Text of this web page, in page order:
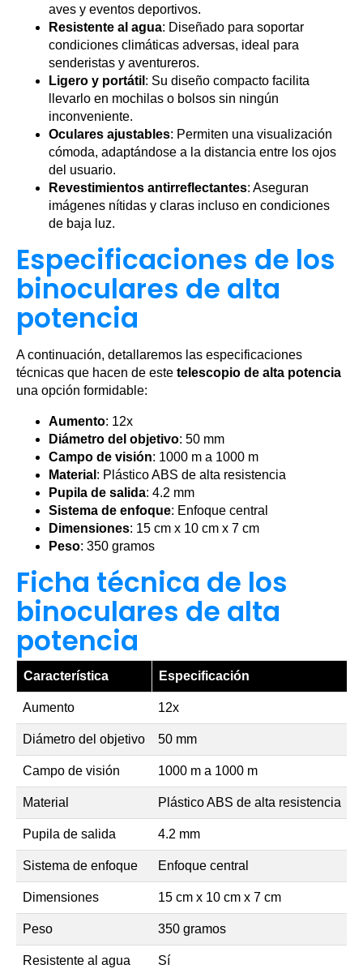
aves y eventos deportivos.
Resistente al agua: Diseñado para soportar
condiciones climáticas adversas, ideal para
senderistas y aventureros.
Ligero y portátil : Su diseño compacto facilita
llevarlo en mochilas o bolsos sin ningún
inconveniente.
Oculares ajustables: Permiten una visualización
cómoda, adaptándose a la distancia entre los ojos
del usuario.
Revestimientos antirreflectantes: Aseguran
imágenes nítidas y claras incluso en condiciones
de baja luz.
Especificaciones de los
binoculares de alta
potencia
A continuación, detallaremos las especificaciones
técnicas que hacen de este telescopio de alta potencia
una opción formidable:
Aumento: 12x
Diámetro del objetivo: 50 mm
Campo de visión: 1000 m a 1000 m
Material : Plástico ABS de alta resistencia
Pupila de salida: 4.2 mm
Sistema de enfoque: Enfoque central
Dimensiones: 15 cm x 10 cm x 7 cm
Peso: 350 gramos
Ficha técnica de los
binoculares de alta
potencia
Característica Especificación
Aumento 12x
Diámetro del objetivo 50 mm
Campo de visión 1000 m a 1000 m
Material Plástico ABS de alta resistencia
Pupila de salida 4.2 mm
Sistema de enfoque Enfoque central
Dimensiones 15 cm x 10 cm x 7 cm
Peso 350 gramos
Resistente al agua Sí